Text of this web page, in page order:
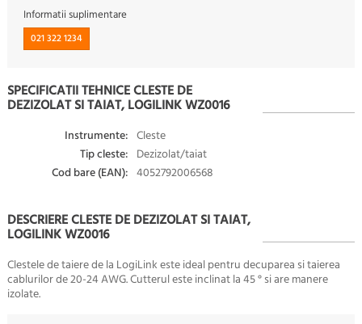
Informatii suplimentare
021 322 1234
SPECIFICATII TEHNICE CLESTE DE
DEZIZOLAT SI TAIAT, LOGILINK WZ0016
Instrumente: Cleste
Tip cleste: Dezizolat/taiat
Cod bare (EAN): 4052792006568
DESCRIERE CLESTE DE DEZIZOLAT SI TAIAT,
LOGILINK WZ0016
Clestele de taiere de la LogiLink este ideal pentru decuparea si taierea
cablurilor de 20-24 AWG. Cutterul este inclinat la 45 ° si are manere
izolate.